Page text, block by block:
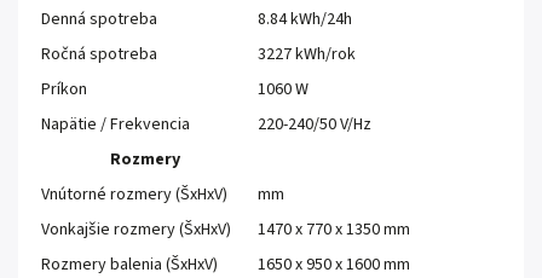
Denná spotreba
8.84 kWh/24h
Ročná spotreba
3227 kWh/rok
Príkon
1060 W
Napätie / Frekvencia
220-240/50 V/Hz
Rozmery
Vnútorné rozmery (ŠxHxV)
mm
Vonkajšie rozmery (ŠxHxV)
1470 x 770 x 1350 mm
Rozmery balenia (ŠxHxV)
1650 x 950 x 1600 mm